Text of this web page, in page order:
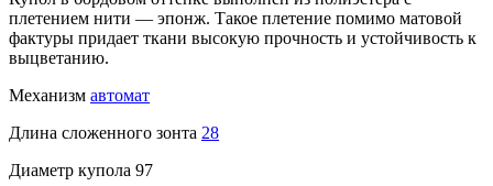
плетением нити — эпонж. Такое плетение помимо матовой
фактуры придает ткани высокую прочность и устойчивость к
выцветанию.
Механизм автомат
Длина сложенного зонта 28
Диаметр купола 97